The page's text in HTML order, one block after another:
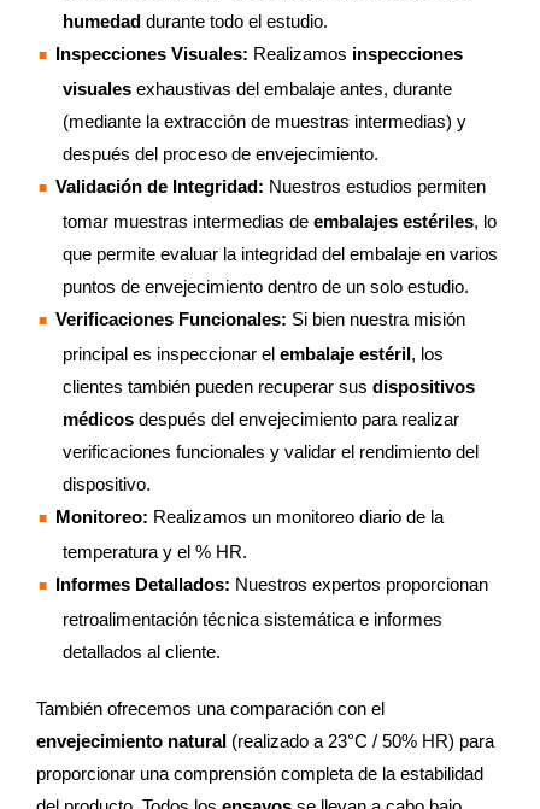
humedad durante todo el estudio.
Inspecciones Visuales: Realizamos inspecciones
visuales exhaustivas del embalaje antes, durante
(mediante la extracción de muestras intermedias) y
después del proceso de envejecimiento.
Validación de Integridad: Nuestros estudios permiten
tomar muestras intermedias de embalajes estériles, lo
que permite evaluar la integridad del embalaje en varios
puntos de envejecimiento dentro de un solo estudio.
Verificaciones Funcionales: Si bien nuestra misión
principal es inspeccionar el embalaje estéril, los
clientes también pueden recuperar sus dispositivos
médicos después del envejecimiento para realizar
verificaciones funcionales y validar el rendimiento del
dispositivo.
Monitoreo: Realizamos un monitoreo diario de la
temperatura y el % HR.
Informes Detallados: Nuestros expertos proporcionan
retroalimentación técnica sistemática e informes
detallados al cliente.
También ofrecemos una comparación con el
envejecimiento natural (realizado a 23°C / 50% HR) para
proporcionar una comprensión completa de la estabilidad